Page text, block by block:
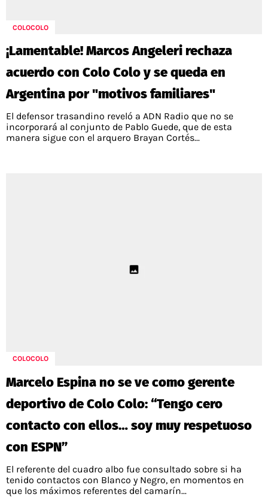
COLOCOLO
¡Lamentable! Marcos Angeleri rechaza
acuerdo con Colo Colo y se queda en
Argentina por "motivos familiares"
El defensor trasandino reveló a ADN Radio que no se
incorporará al conjunto de Pablo Guede, que de esta
manera sigue con el arquero Brayan Cortés...
COLOCOLO
Marcelo Espina no se ve como gerente
deportivo de Colo Colo: “Tengo cero
contacto con ellos… soy muy respetuoso
con ESPN”
El referente del cuadro albo fue consultado sobre si ha
tenido contactos con Blanco y Negro, en momentos en
que los máximos referentes del camarín...